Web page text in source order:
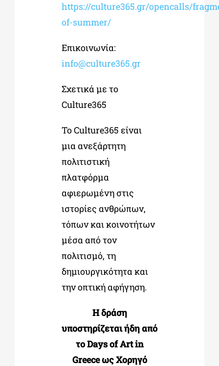
https://culture365.gr/opencalls/
of-summer/
Επικοινωνία:
info@culture365.gr
Σχετικά με το
Culture365
Το Culture365 είναι
μια ανεξάρτητη
πολιτιστική
πλατφόρμα
αφιερωμένη στις
ιστορίες ανθρώπων,
τόπων και κοινοτήτων
μέσα από τον
πολιτισμό, τη
δημιουργικότητα και
την οπτική αφήγηση.
Η δράση
υποστηρίζεται ήδη από
το Days of Art in
Greece ως Χορηγό